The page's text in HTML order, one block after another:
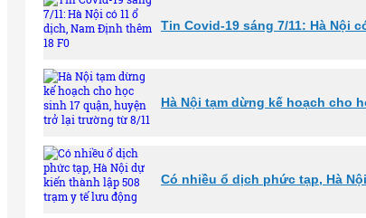
Tin Covid-19 sáng 7/11: Hà Nội
Hà Nội tạm dừng kế hoạch cho
Có nhiều ổ dịch phức tạp, Hà